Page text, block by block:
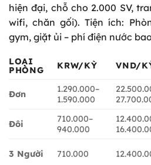
hiện đại, chỗ cho 2.000 SV,
wifi, chăn gối). Tiện ích:
gym, giặt ủi – phí điện nước
LOẠI
PHÒNG
KRW/KỲ VND/
Đơn
1.290.000–
1.590.000
Đôi
710.000–
940.000
3 Người 710.000